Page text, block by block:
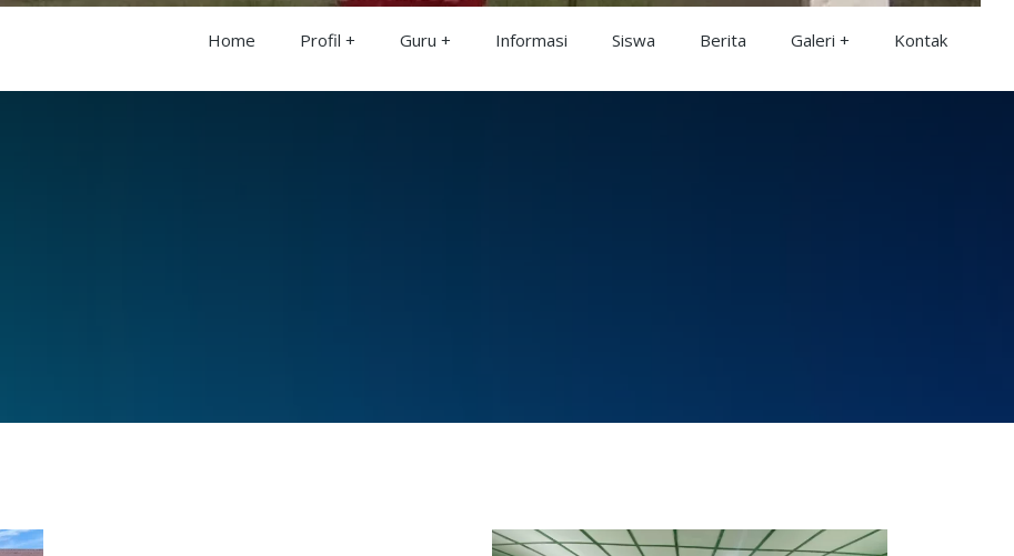
Home Profil Guru Informasi Siswa Berita Galeri Kontak